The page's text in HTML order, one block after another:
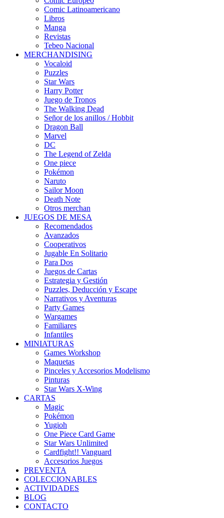
Comic Latinoamericano
Libros
Manga
Revistas
Tebeo Nacional
MERCHANDISING
Vocaloid
Puzzles
Star Wars
Harry Potter
Juego de Tronos
The Walking Dead
Señor de los anillos / Hobbit
Dragon Ball
Marvel
DC
The Legend of Zelda
One piece
Pokémon
Naruto
Sailor Moon
Death Note
Otros merchan
JUEGOS DE MESA
Recomendados
Avanzados
Cooperativos
Jugable En Solitario
Para Dos
Juegos de Cartas
Estrategia y Gestión
Puzzles, Deducción y Escape
Narrativos y Aventuras
Party Games
Wargames
Familiares
Infantiles
MINIATURAS
Games Workshop
Maquetas
Pinceles y Accesorios Modelismo
Pinturas
Star Wars X-Wing
CARTAS
Magic
Pokémon
Yugioh
One Piece Card Game
Star Wars Unlimited
Cardfight!! Vanguard
Accesorios Juegos
PREVENTA
COLECCIONABLES
ACTIVIDADES
BLOG
CONTACTO